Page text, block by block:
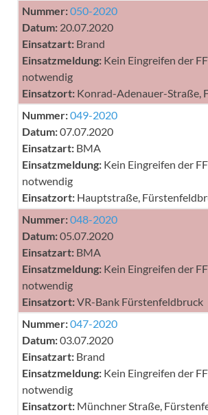
Nummer:050-2020
Datum: 20.07.2020
Einsatzart: Brand
Einsatzmeldung: Kein Eingreifen der
notwendig
Einsatzort: Konrad-Adenauer-Straße,
Nummer:049-2020
Datum:07.07.2020
Einsatzart: BMA
Einsatzmeldung: Kein Eingreifen der
notwendig
Einsatzort: Hauptstraße,
Nummer:048-2020
Datum:05.07.2020
Einsatzart: BMA
Einsatzmeldung: Kein Eingreifen der
notwendig
Einsatzort:VR-Bank Fürstenfeldbruck
Nummer:047-2020
Datum:03.07.2020
Einsatzart: Brand
Einsatzmeldung: Kein Eingreifen der
notwendig
Einsatzort: Münchner Straße,